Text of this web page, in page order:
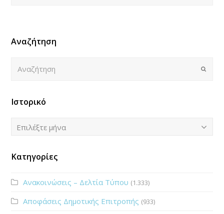
Αναζήτηση
Submit
Ιστορικό
Ιστορικό
Επιλέξτε μήνα
Κατηγορίες
Ανακοινώσεις – Δελτία Τύπου (1.333)
Αποφάσεις Δημοτικής Επιτροπής (933)